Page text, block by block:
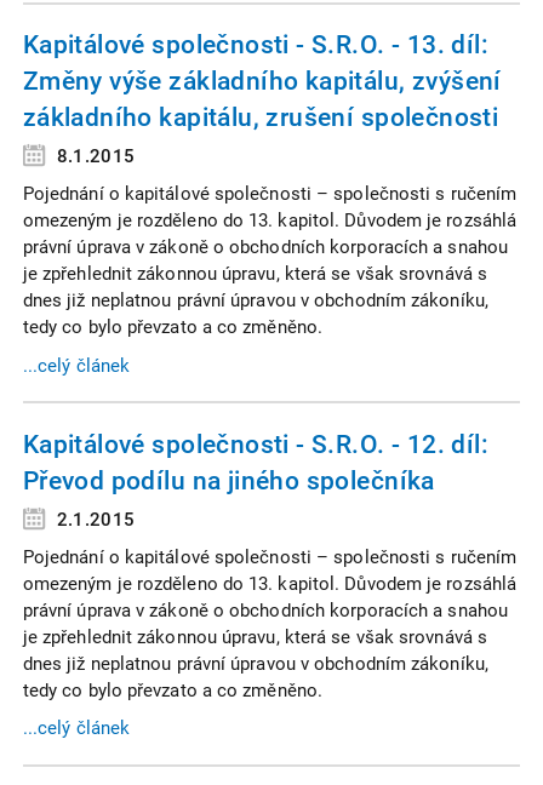
Kapitálové společnosti - S.R.O. - 13. díl:
Změny výše základního kapitálu, zvýšení
základního kapitálu, zrušení společnosti
8.1.2015
Pojednání o kapitálové společnosti – společnosti s ručením
omezeným je rozděleno do 13. kapitol. Důvodem je rozsáhlá
právní úprava v zákoně o obchodních korporacích a snahou
je zpřehlednit zákonnou úpravu, která se však srovnává s
dnes již neplatnou právní úpravou v obchodním zákoníku,
tedy co bylo převzato a co změněno.
...celý článek
Kapitálové společnosti - S.R.O. - 12. díl:
Převod podílu na jiného společníka
2.1.2015
Pojednání o kapitálové společnosti – společnosti s ručením
omezeným je rozděleno do 13. kapitol. Důvodem je rozsáhlá
právní úprava v zákoně o obchodních korporacích a snahou
je zpřehlednit zákonnou úpravu, která se však srovnává s
dnes již neplatnou právní úpravou v obchodním zákoníku,
tedy co bylo převzato a co změněno.
...celý článek